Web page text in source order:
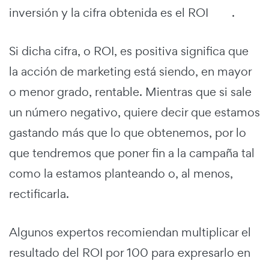
inversión y la cifra obtenida es el ROI .
Si dicha cifra, o ROI, es positiva significa que
la acción de marketing está siendo, en mayor
o menor grado, rentable. Mientras que si sale
un número negativo, quiere decir que estamos
gastando más que lo que obtenemos, por lo
que tendremos que poner fin a la campaña tal
como la estamos planteando o, al menos,
rectificarla.
Algunos expertos recomiendan multiplicar el
resultado del ROI por 100 para expresarlo en